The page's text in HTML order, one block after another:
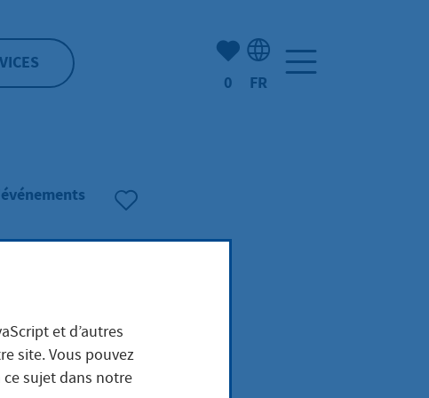
Nombre d'éléments mis en
0 FR
et d’autres
site. Vous pouvez
sujet dans notre